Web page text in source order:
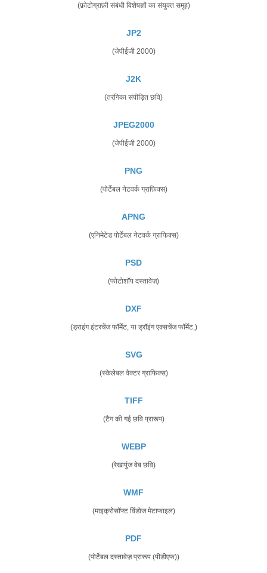
(फ़ोटोग्राफ़ी संबंधी विशेषज्ञों का संयुक्त समूह)
JP2
(जेपीईजी 2000)
J2K
(तरंगिका संपीड़ित छवि)
JPEG2000
(जेपीईजी 2000)
PNG
(पोर्टेबल नेटवर्क ग्राफ़िक्स)
APNG
(एनिमेटेड पोर्टेबल नेटवर्क ग्राफिक्स)
PSD
(फोटोशॉप दस्तावेज़)
DXF
(ड्राइंग इंटरचेंज फॉर्मेट, या ड्रॉइंग एक्सचेंज फॉर्मेट,)
SVG
(स्केलेबल वेक्टर ग्राफिक्स)
TIFF
(टैग की गई छवि प्रारूप)
WEBP
(रेखापुंज वेब छवि)
WMF
(माइक्रोसॉफ्ट विंडोज मेटाफाइल)
PDF
(पोर्टेबल दस्तावेज़ प्रारूप (पीडीएफ))